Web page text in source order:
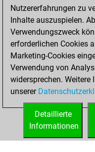
blitz
2019
slow
=0 -
Nutzererfahrungen zu
Inhalte auszuspielen.
Verwendungszweck
erforderlichen Cookies
Marketing-Cookies
Verwendung von
widersprechen.
unserer
Detaillierte
Informationen